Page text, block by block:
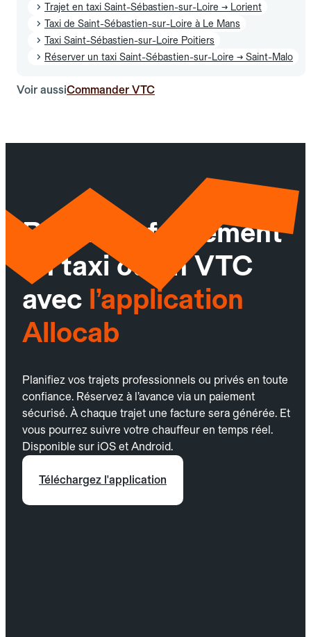
Trajet en taxi Saint-Sébastien-sur-Loire → Lorient
Taxi de Saint-Sébastien-sur-Loire à Le Mans
Taxi Saint-Sébastien-sur-Loire Poitiers
Réserver un taxi Saint-Sébastien-sur-Loire → Saint-Malo
Voir aussiCommander VTC
Réservez facilement
un taxi ou un VTC
avec l’application
Allocab
Planifiez vos trajets professionnels ou privés en toute
confiance. Réservez à l’avance via un paiement
sécurisé. À chaque trajet une facture sera générée. Et
vous pourrez suivre votre chauffeur en temps réel.
Disponible sur iOS et Android.
Téléchargez l'application